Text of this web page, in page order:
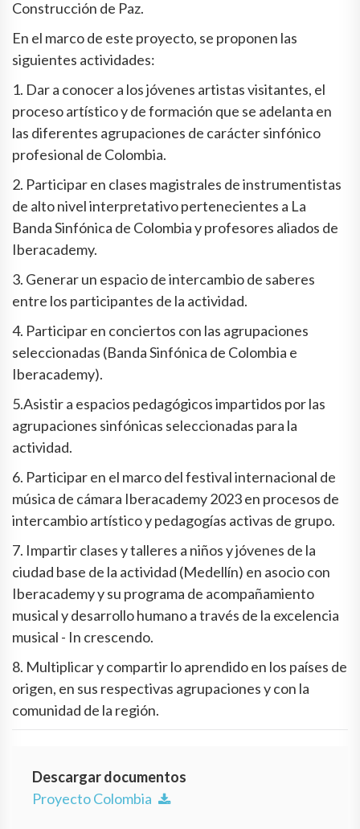
Construcción de Paz.
En el marco de este proyecto, se proponen las
siguientes actividades:
1. Dar a conocer a los jóvenes artistas visitantes, el
proceso artístico y de formación que se adelanta en
las diferentes agrupaciones de carácter sinfónico
profesional de Colombia.
2. Participar en clases magistrales de instrumentistas
de alto nivel interpretativo pertenecientes a La
Banda Sinfónica de Colombia y profesores aliados de
Iberacademy.
3. Generar un espacio de intercambio de saberes
entre los participantes de la actividad.
4. Participar en conciertos con las agrupaciones
seleccionadas (Banda Sinfónica de Colombia e
Iberacademy).
5.Asistir a espacios pedagógicos impartidos por las
agrupaciones sinfónicas seleccionadas para la
actividad.
6. Participar en el marco del festival internacional de
música de cámara Iberacademy 2023 en procesos de
intercambio artístico y pedagogías activas de grupo.
7. Impartir clases y talleres a niños y jóvenes de la
ciudad base de la actividad (Medellín) en asocio con
Iberacademy y su programa de acompañamiento
musical y desarrollo humano a través de la excelencia
musical - In crescendo.
8. Multiplicar y compartir lo aprendido en los países de
origen, en sus respectivas agrupaciones y con la
comunidad de la región.
Descargar documentos
Proyecto Colombia